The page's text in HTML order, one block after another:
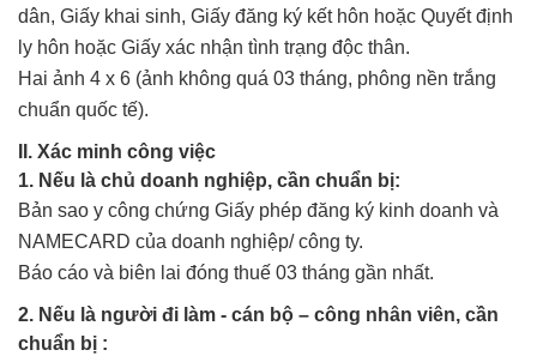
dân, Giấy khai sinh, Giấy đăng ký kết hôn hoặc Quyết định
ly hôn hoặc Giấy xác nhận tình trạng độc thân.
Hai ảnh 4 x 6 (ảnh không quá 03 tháng, phông nền trắng
chuẩn quốc tế).
II. Xác minh công việc
1. Nếu là chủ doanh nghiệp, cần chuẩn bị:
Bản sao y công chứng Giấy phép đăng ký kinh doanh và
NAMECARD của doanh nghiệp/ công ty.
Báo cáo và biên lai đóng thuế 03 tháng gần nhất.
2. Nếu là người đi làm - cán bộ – công nhân viên, cần
chuẩn bị :